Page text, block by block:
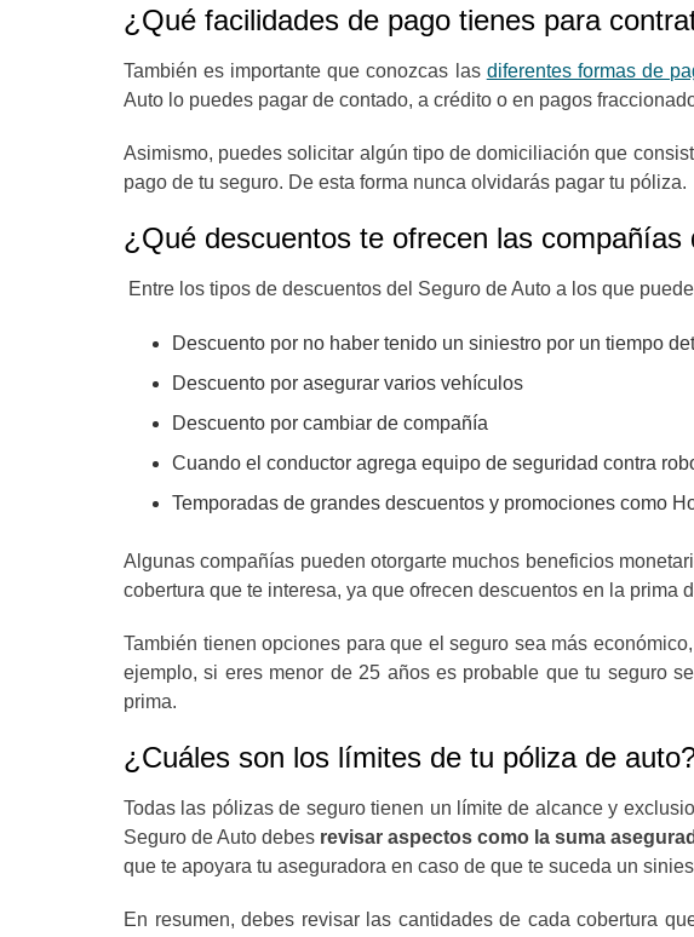
¿Qué facilidades de pago tienes para
También es importante que conozcas las diferentes formas de
Auto lo puedes pagar de contado, a crédito o en pagos
Asimismo, puedes solicitar algún tipo de domiciliación que
pago de tu seguro. De esta forma nunca olvidarás pagar tu póliza.
¿Qué descuentos te ofrecen las compañías
Entre los tipos de descuentos del Seguro de Auto a los que
Descuento por no haber tenido un siniestro por un tiempo
Descuento por asegurar varios vehículos
Descuento por cambiar de compañía
Cuando el conductor agrega equipo de seguridad contra
Temporadas de grandes descuentos y promociones como
Algunas compañías pueden otorgarte muchos beneficios
cobertura que te interesa, ya que ofrecen descuentos en la prima
También tienen opciones para que el seguro sea más
ejemplo, si eres menor de 25 años es probable que tu seguro
prima.
¿Cuáles son los límites de tu póliza de
Todas las pólizas de seguro tienen un límite de alcance y
Seguro de Auto debes revisar aspectos como la suma
que te apoyara tu aseguradora en caso de que te suceda un
En resumen, debes revisar las cantidades de cada cobertura